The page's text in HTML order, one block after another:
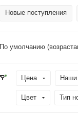
Новые поступления
По умолчанию
Цена Наши
Цвет Тип